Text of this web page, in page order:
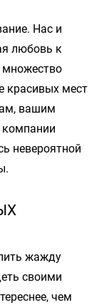
Нас и
любовь к
красивых мест
вашим
невероятной
жажду
своими
чем